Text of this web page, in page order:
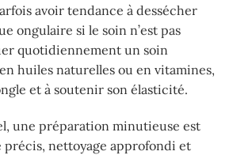
avoir tendance à dessécher
ongulaire si le soin n’est pas
quotidiennement un soin
huiles naturelles ou en vitamines,
et à soutenir son élasticité.
une préparation minutieuse est
précis, nettoyage approfondi et